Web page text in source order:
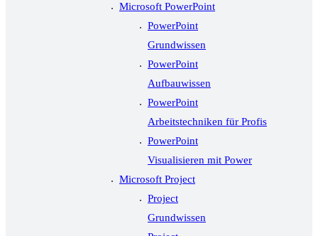
Microsoft PowerPoint
PowerPoint
Grundwissen
PowerPoint
Aufbauwissen
PowerPoint
Arbeitstechniken für Profis
PowerPoint
Visualisieren mit Power
Microsoft Project
Project
Grundwissen